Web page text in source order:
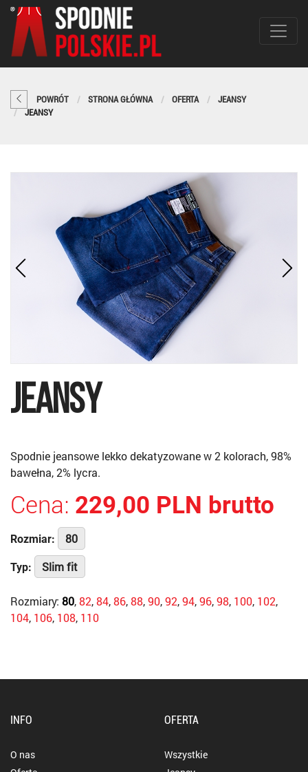
POWRÓT STRONA GŁÓWNA OFERTA
JEANSY
JEANSY
JEANSY
Spodnie jeansowe lekko dekatyzowane w 2 kolorach, 98%
bawełna, 2% lycra.
Cena: 229,00 PLN brutto
Rozmiar: 80
Typ: Slim fit
Rozmiary: 80,82,84,86,88,90,92,94,96,98, 100, 102,
104, 106, 108, 110
INFO
O nas
OFERTA
Wszystkie